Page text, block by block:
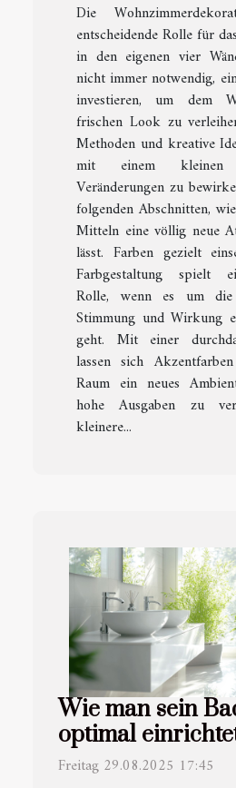
Die
entscheidende Rolle für
in den eigenen vier
nicht immer notwendig,
investieren, um dem
frischen Look zu
Methoden und kreative
mit einem kleinen
Veränderungen zu
folgenden Abschnitten,
Mitteln eine völlig neue
lässt. Farben gezielt
Farbgestaltung spielt
Rolle, wenn es um die
Stimmung und Wirkung
geht. Mit einer
lassen sich
Raum ein neues
hohe Ausgaben zu
kleinere...
Wie man sein
optimal
Freitag 29.08.2025 17:45